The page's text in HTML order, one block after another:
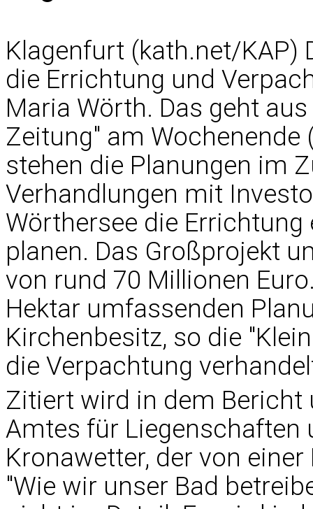
Klagenfurt (kath.net/KAP)
die Errichtung und
Maria Wörth. Das geht
Zeitung" am Wochenende
stehen die Planungen im
Verhandlungen mit
Wörthersee die Errichtung
planen. Das Großprojekt
von rund 70 Millionen
Hektar umfassenden
Kirchenbesitz, so die
die Verpachtung
Zitiert wird in dem Bericht
Amtes für Liegenschaften
Kronawetter, der von
"Wie wir unser Bad